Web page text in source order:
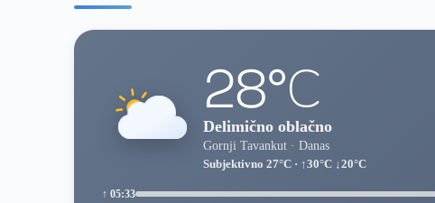
28°C
Delimično oblačno
Gornji Tavankut · Danas
Subjektivno 27°C · ↑30°C ↓20°C
↑ 05:33